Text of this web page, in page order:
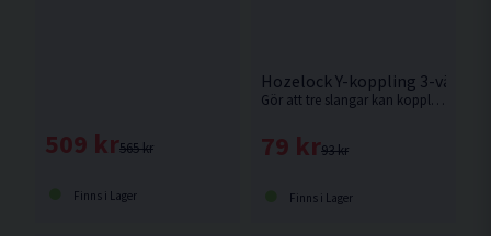
565 kr
509 kr
Finns i Lager
Hozelock Y-koppling 3-vägs
Gör att tre slangar kan kopplas ihop för att förlänga ett bevattningssystem.
93 kr
79 kr
Finns i Lager